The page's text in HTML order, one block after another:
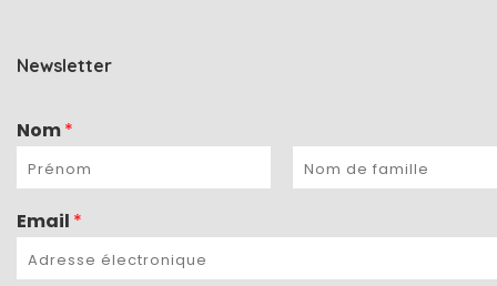
Newsletter
Nom*
Email *